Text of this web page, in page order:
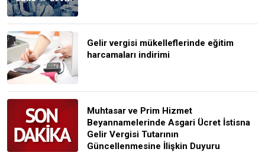
Gelir vergisi mükelleflerinde eğitim
harcamaları indirimi
Muhtasar ve Prim Hizmet
Beyannamelerinde Asgari Ücret İstisna
Gelir Vergisi Tutarının
Güncellenmesine İlişkin Duyuru